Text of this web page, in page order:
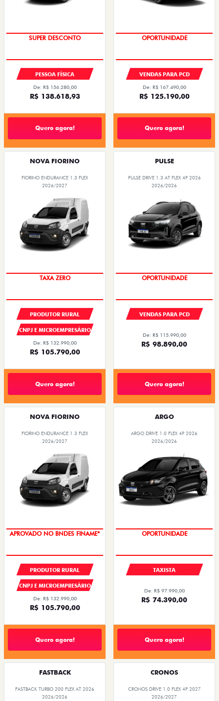
SUPER DESCONTO
PESSOA FÍSICA
De: R$ 156.280,00
R$ 138.618,93
Quero agora!
OPORTUNIDADE
VENDAS PARA PCD
De: R$ 167.490,00
R$ 125.190,00
Quero agora!
NOVA FIORINO
FIORINO ENDURANCE 1.3 FLEX
2026/2027
TAXA ZERO
PRODUTOR RURAL
CNPJ E MICROEMPRESÁRIO
De: R$ 132.990,00
R$ 105.790,00
Quero agora!
PULSE
PULSE DRIVE 1.3 AT FLEX 4P 2026
2026/2026
OPORTUNIDADE
VENDAS PARA PCD
De: R$ 115.990,00
R$ 98.890,00
Quero agora!
NOVA FIORINO
FIORINO ENDURANCE 1.3 FLEX
2026/2027
APROVADO NO BNDES FINAME*
PRODUTOR RURAL
CNPJ E MICROEMPRESÁRIO
De: R$ 132.990,00
R$ 105.790,00
Quero agora!
ARGO
ARGO DRIVE 1.0 FLEX 4P 2026
2026/2026
OPORTUNIDADE
TAXISTA
De: R$ 97.990,00
R$ 74.390,00
Quero agora!
FASTBACK
FASTBACK TURBO 200 FLEX AT 2026
2026/2026
CRONOS
CRONOS DRIVE 1.0 FLEX 4P 2027
2026/2027